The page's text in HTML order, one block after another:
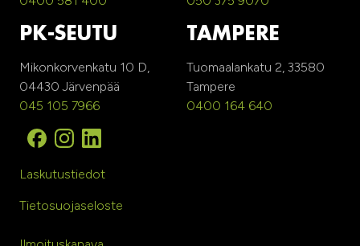
PK-SEUTU
Mikonkorvenkatu 10 D,
04430 Järvenpää
045 105 7966
TAMPERE
Tuomaalankatu 2, 33580
Tampere
0400 164 640
Laskutustiedot
Tietosuojaseloste